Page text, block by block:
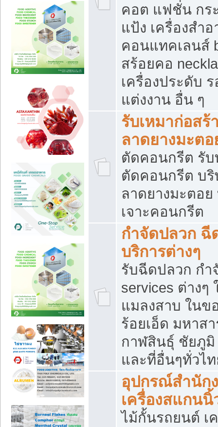
คอต แฟชั่น กระ
แป้ง เครื่องสำ
คอนแทคเลนส์
สร้อยคอ
เครื่องประดับ ร
แต่งงาน อื่น ๆ
รับเหมาก่อส
ลาดยางมะต
ตัดคอนกรีต รับ
ตัดคอนกรีต บริ
ลาดยางมะตอ
เจาะคอนกรีต
กำจัดปลวก ฉี
บริการต่างๆ
รับฉีดปลวก กำ
services ต่าง
แมลงสาบ ใน
ร้อยเอ็ด มหาส
กาฬสินธุ์ ชัยภู
และที่อื่นๆทั่วไ
อุปกรณ์สำนัก
เครื่องสแกนนิ้
ไม้กั้นรถยนต์ เ